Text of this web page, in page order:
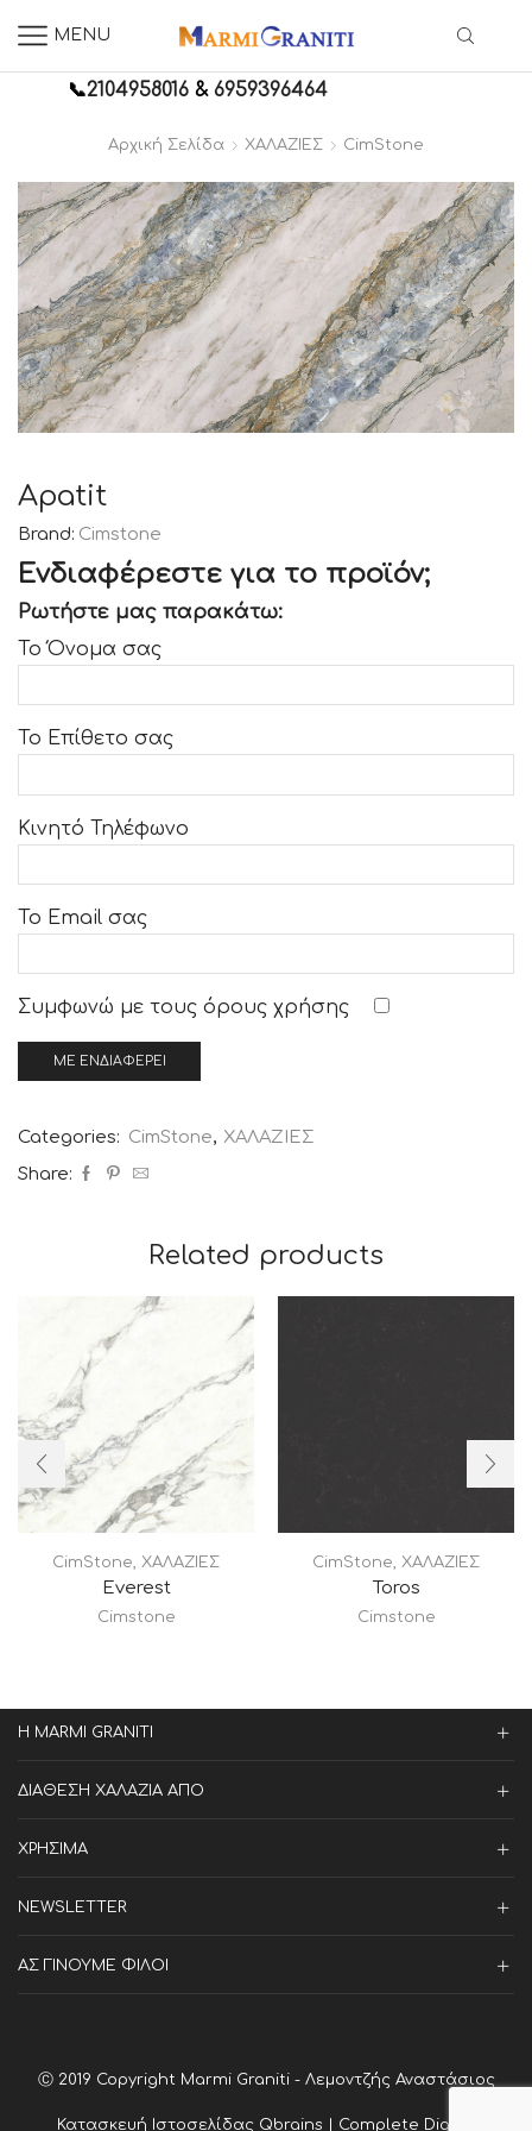
MENU
📞2104958016 &6959396464
Αρχική Σελίδα ΧΑΛΑΖΙΕΣ CimStone
Apatit
Brand: Cimstone
Ενδιαφέρεστε για το προϊόν;
Ρωτήστε μας παρακάτω:
Το Όνομα σας
Το Επίθετο σας
Κινητό Τηλέφωνο
Το Email σας
Συμφωνώ με τους όρους χρήσης
Categories: CimStone, ΧΑΛΑΖΙΕΣ
Share:
Related products
CimStone, ΧΑΛΑΖΙΕΣ
Everest
Cimstone
CimStone, ΧΑΛΑΖΙΕΣ
Toros
Cimstone
Η MARMI GRANITI
ΔΙΑΘΕΣΗ ΧΑΛΑΖΙΑ ΑΠΟ
ΧΡΗΣΙΜΑ
NEWSLETTER
ΑΣ ΓΙΝΟΥΜΕ ΦΙΛΟΙ
Ⓒ 2019 Copyright Marmi Graniti - Λεμοντζής Αναστάσιος
Κατασκευή Ιστοσελίδας Qbrains | Complete Digital